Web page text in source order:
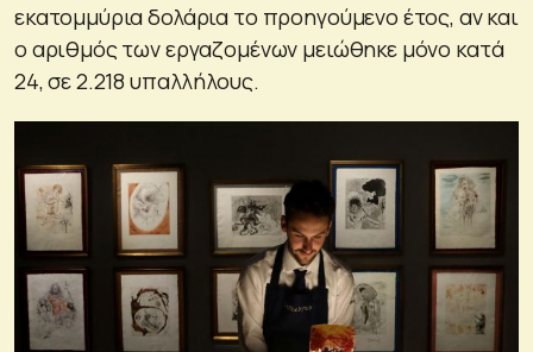
εκατομμύρια δολάρια το προηγούμενο έτος, αν και
ο αριθμός των εργαζομένων μειώθηκε μόνο κατά
24, σε 2.218 υπαλλήλους.